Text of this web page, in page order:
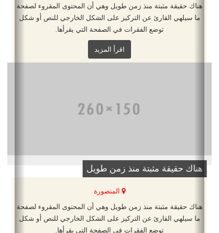
هناك حقيقة مثبتة منذ زمن طويل وهي أن المحتوى المقروء لصفحة
ما سيلهي القارئ عن التركيز على الشكل الخارجي للنص أو شكل
توضع الفقرات في الصفحة التي يقرأها.
اقرأ المزيد
هناك حقيقة مثبتة منذ زمن طويل
المنصورة
هناك حقيقة مثبتة منذ زمن طويل وهي أن المحتوى المقروء لصفحة
ما سيلهي القارئ عن التركيز على الشكل الخارجي للنص أو شكل
توضع الفقرات في الصفحة التي يقرأها.